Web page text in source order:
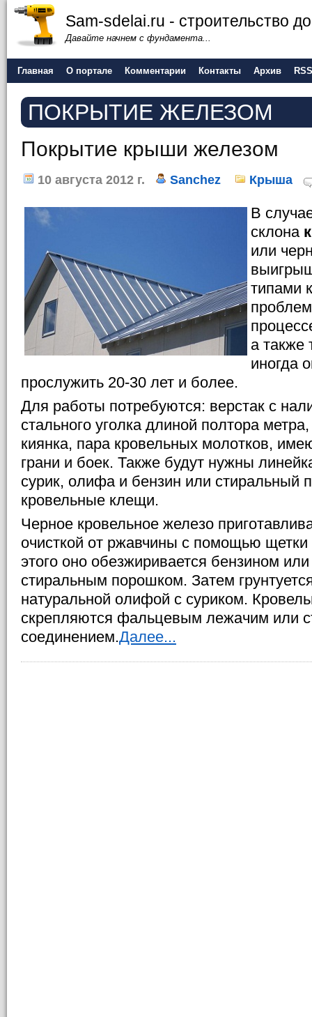
Sam-sdelai.ru - строительство
Давайте начнем с фундамента...
Главная О портале Комментарии Контакты Архив RSS
ПОКРЫТИЕ ЖЕЛЕЗОМ
Покрытие крыши железом
10 августа 2012 г. Sanchez Крыша
В
склона
или
типами
а также
иногда
прослужить 20-30 лет и более.
Для работы потребуются: верстак с
стального уголка длиной полтора
киянка, пара кровельных молотков,
грани и боек. Также будут нужны
сурик, олифа и бензин или стиральный
кровельные клещи.
Черное кровельное железо
очисткой от ржавчины с помощью
этого оно обезжиривается бензином
стиральным порошком. Затем
натуральной олифой с суриком.
скрепляются фальцевым лежачим или
соединением.Далее...